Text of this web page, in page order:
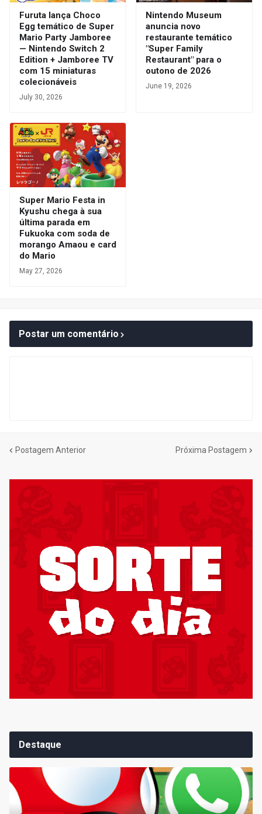
Furuta lança Choco
Egg temático de Super
Mario Party Jamboree
— Nintendo Switch 2
Edition + Jamboree TV
com 15 miniaturas
colecionáveis
July 30, 2026
Nintendo Museum
anuncia novo
restaurante temático
"Super Family
Restaurant" para o
outono de 2026
June 19, 2026
Super Mario Festa in
Kyushu chega à sua
última parada em
Fukuoka com soda de
morango Amaou e card
do Mario
May 27, 2026
Postar um comentário
Postagem Anterior Próxima Postagem
Destaque